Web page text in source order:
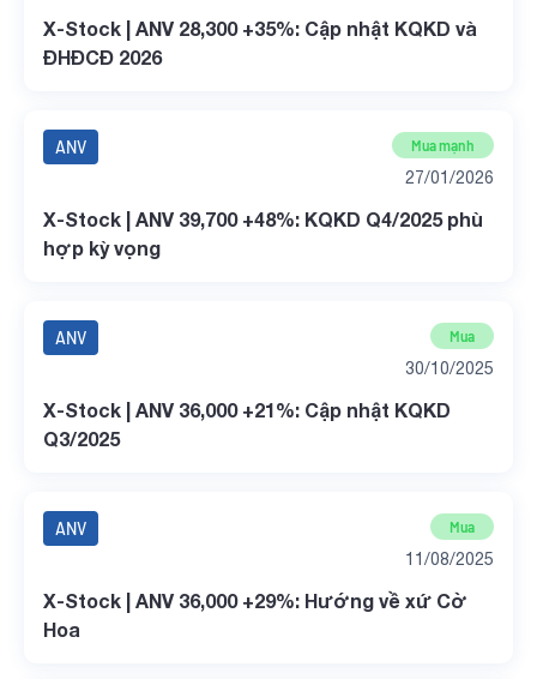
X-Stock | ANV 28,300 +35%: Cập nhật KQKD và
ĐHĐCĐ 2026
ANV Mua mạnh
27/01/2026
X-Stock | ANV 39,700 +48%: KQKD Q4/2025 phù
hợp kỳ vọng
ANV Mua
30/10/2025
X-Stock | ANV 36,000 +21%: Cập nhật KQKD
Q3/2025
ANV Mua
11/08/2025
X-Stock | ANV 36,000 +29%: Hướng về xứ Cờ
Hoa